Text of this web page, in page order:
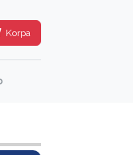
Korpa